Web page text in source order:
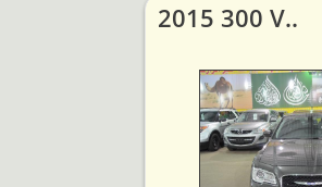
2015 300 V..